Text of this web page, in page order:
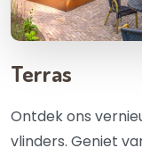
Terras
Ontdek ons
vlinders. Geniet